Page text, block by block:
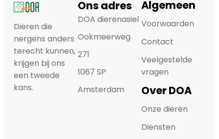
Dieren die
nergens anders
terecht kunnen,
krijgen bij ons
een tweede
kans.
Ons adres
DOA dierenasiel
Ookmeerweg
271
1067 SP
Amsterdam
Algemeen
Voorwaarden
Contact
Veelgestelde
vragen
Over DOA
Onze dieren
Diensten